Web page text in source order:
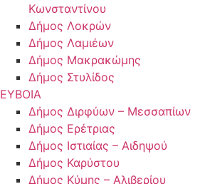
Κωνσταντίνου
Δήμος Λοκρών
Δήμος Λαμιέων
Δήμος Μακρακώμης
Δήμος Στυλίδος
ΕΥΒΟΙΑ
Δήμος Διρφύων – Μεσσαπίων
Δήμος Ερέτριας
Δήμος Ιστιαίας – Αιδηψού
Δήμος Καρύστου
Δήμος Κύμης – Αλιβερίου